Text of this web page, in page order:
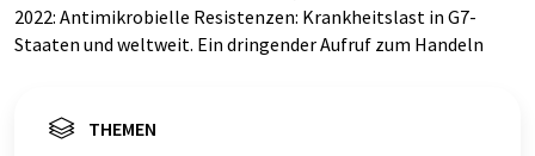
2022: Antimikrobielle Resistenzen: Krankheitslast in G7-
Staaten und weltweit. Ein dringender Aufruf zum Handeln
THEMEN